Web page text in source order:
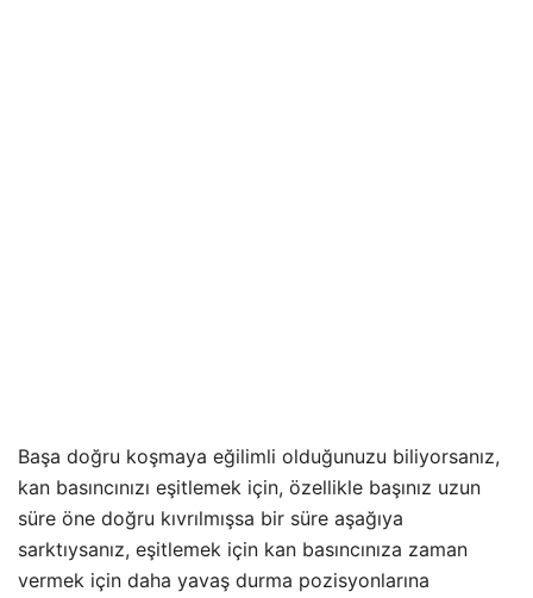
Başa doğru koşmaya eğilimli olduğunuzu biliyorsanız,
kan basıncınızı eşitlemek için, özellikle başınız uzun
süre öne doğru kıvrılmışsa bir süre aşağıya
sarktıysanız, eşitlemek için kan basıncınıza zaman
vermek için daha yavaş durma pozisyonlarına